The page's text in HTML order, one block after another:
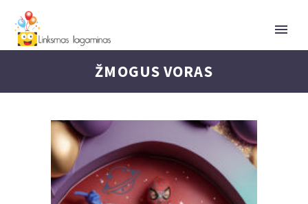
ŽMOGUS VORAS